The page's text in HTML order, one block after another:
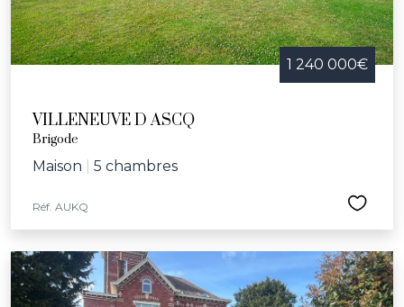
1 240 000€
VILLENEUVE D ASCQ
Brigode
Maison 5 chambres
Réf. AUKQ